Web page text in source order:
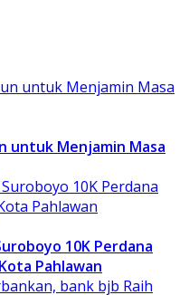
untuk Menjamin Masa
10K Perdana
Pahlawan